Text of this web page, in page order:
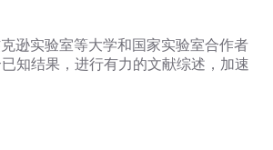
逊实验室等大学和国家实验室合作者
知结果，进行有力的文献综述，加速